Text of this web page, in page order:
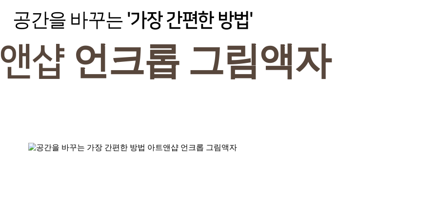
공간을 바꾸는 '가장 간편한 방법'
샵 언크롭 그림액자